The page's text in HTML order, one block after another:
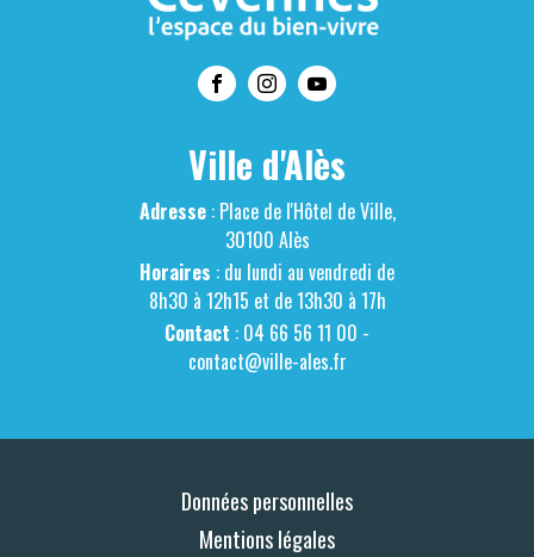
Ville d'Alès
Adresse: Place de l'Hôtel de Ville,
30100 Alès
Horaires : du lundi au vendredi de
8h30 à 12h15 et de 13h30 à 17h
Contact : 04 66 56 11 00 -
contact@ville-ales.fr
Données personnelles
Mentions légales